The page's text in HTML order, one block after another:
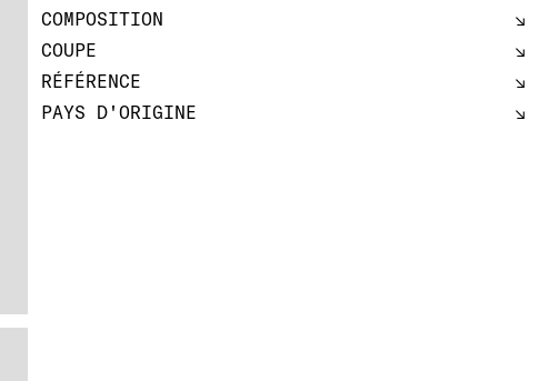
COMPOSITION
COUPE
RÉFÉRENCE
PAYS D'ORIGINE